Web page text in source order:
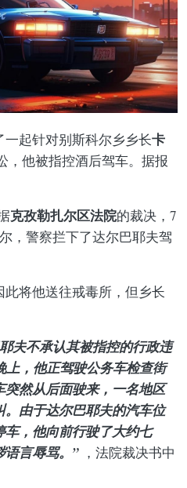
起针对别斯科尔乡乡长卡
，他被指控酒后驾车。据报
克孜勒扎尔区法院的裁决，7
，警察拦下了达尔巴耶夫驾
将他送往戒毒所，但乡长
夫不承认其被指控的行政违
，他正驾驶公务车检查街
然从后面驶来，一名地区
由于达尔巴耶夫的汽车位
，他向前行驶了大约七
语言辱骂。” ，法院裁决书中